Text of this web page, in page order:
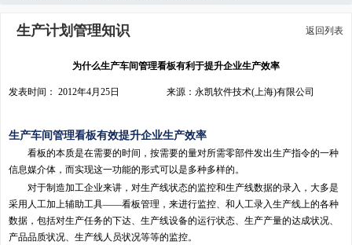
生产计划管理知识 返回列表
为什么生产车间管理看板有利于提升企业生产效率
发表时间： 2012年4月25日 来源：永凯软件技术(上海)有限公司
生产车间管理看板有效提升企业生产效率
看板的本质是在需要的时间，按需要的量对所需零部件发出生产指令的一种
信息媒介体，而实现这一功能的形式可以是多种多样的。
对于制造加工企业来讲，对生产线状态的监控和生产线数据的录入，大多是
采用人工加上辅助工具——看板管理，来进行监控、和人工录入生产线上的各种
数据，包括对生产任务的下达、生产线设备的运行状态、生产产量的达成状况、
产品品质状况、生产线人员状况等等的监控。